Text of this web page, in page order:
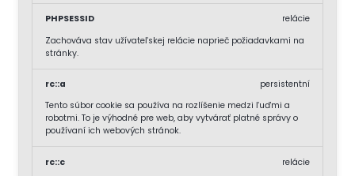
PHPSESSID
Zachováva stav užívateľskej relácie naprieč požiadavkami na
stránky.
relácie
rc::a
Tento súbor cookie sa používa na rozlíšenie medzi ľuďmi a
robotmi. To je výhodné pre web, aby vytvárať platné správy o
používaní ich webových stránok.
persistentní
rc::c
relácie